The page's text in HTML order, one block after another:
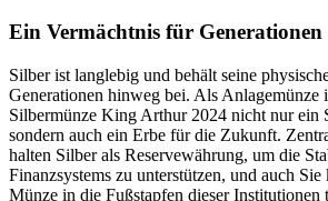
Ein Vermächtnis für Generationen
Silber ist langlebig und behält seine
Generationen hinweg bei. Als Anlagemünze
Silbermünze King Arthur 2024 nicht nur ein
sondern auch ein Erbe für die Zukunft.
halten Silber als Reservewährung, um die
Finanzsystems zu unterstützen, und auch
Münze in die Fußstapfen dieser Institutionen